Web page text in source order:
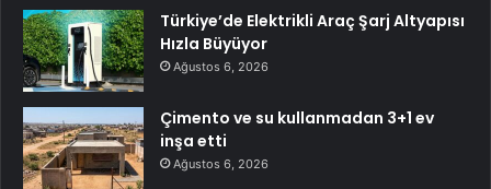
Türkiye’de Elektrikli Araç Şarj Altyapısı
Hızla Büyüyor
Ağustos 6, 2026
Çimento ve su kullanmadan 3+1 ev
inşa etti
Ağustos 6, 2026